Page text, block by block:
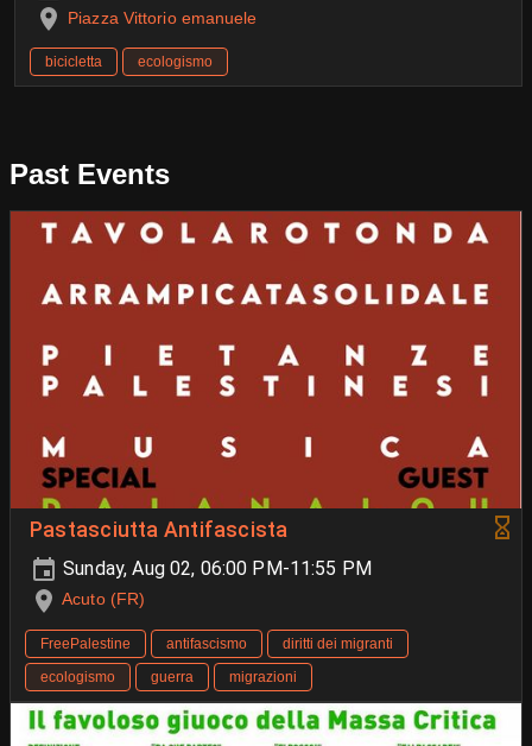
Piazza Vittorio emanuele
bicicletta ecologismo
Past Events
Pastasciutta Antifascista
Sunday, Aug 02, 06:00 PM-11:55 PM
Acuto (FR)
FreePalestine antifascismo
diritti dei migranti
ecologismo
guerra migrazioni